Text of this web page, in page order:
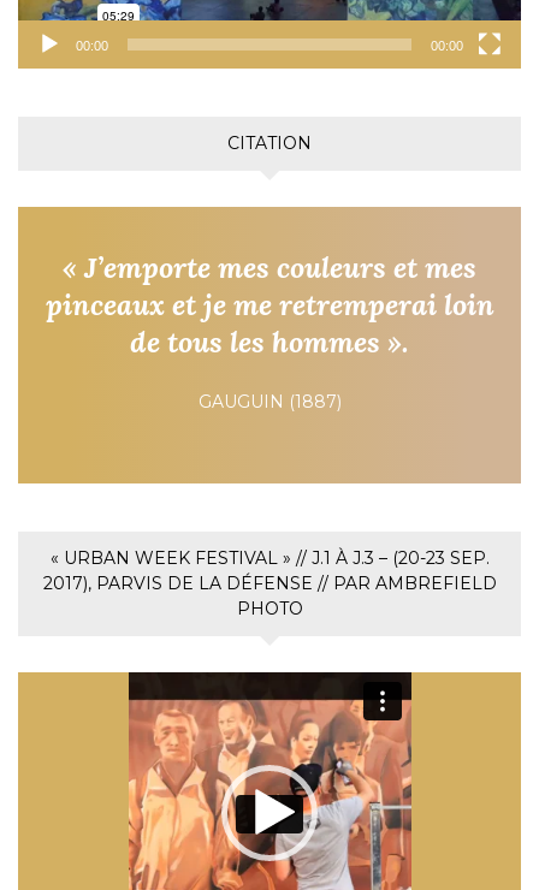
00:00 00:00
CITATION
« J’emporte mes couleurs et mes
pinceaux et je me retremperai loin
de tous les hommes ».
GAUGUIN (1887)
« URBAN WEEK FESTIVAL » // J.1 À J.3 – (20-23 SEP.
2017), PARVIS DE LA DÉFENSE // PAR AMBREFIELD
PHOTO